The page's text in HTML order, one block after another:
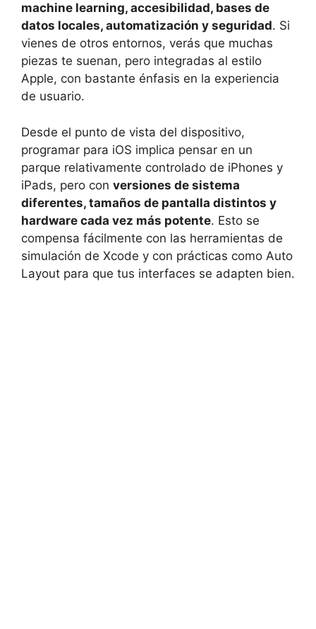
machine learning, accesibilidad, bases de
datos locales, automatización y seguridad. Si
vienes de otros entornos, verás que muchas
piezas te suenan, pero integradas al estilo
Apple, con bastante énfasis en la experiencia
de usuario.
Desde el punto de vista del dispositivo,
programar para iOS implica pensar en un
parque relativamente controlado de iPhones y
iPads, pero con versiones de sistema
diferentes, tamaños de pantalla distintos y
hardware cada vez más potente. Esto se
compensa fácilmente con las herramientas de
simulación de Xcode y con prácticas como Auto
Layout para que tus interfaces se adapten bien.